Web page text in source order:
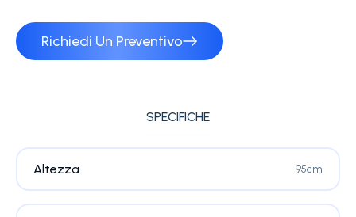
Richiedi Un Preventivo
SPECIFICHE
Altezza 95cm